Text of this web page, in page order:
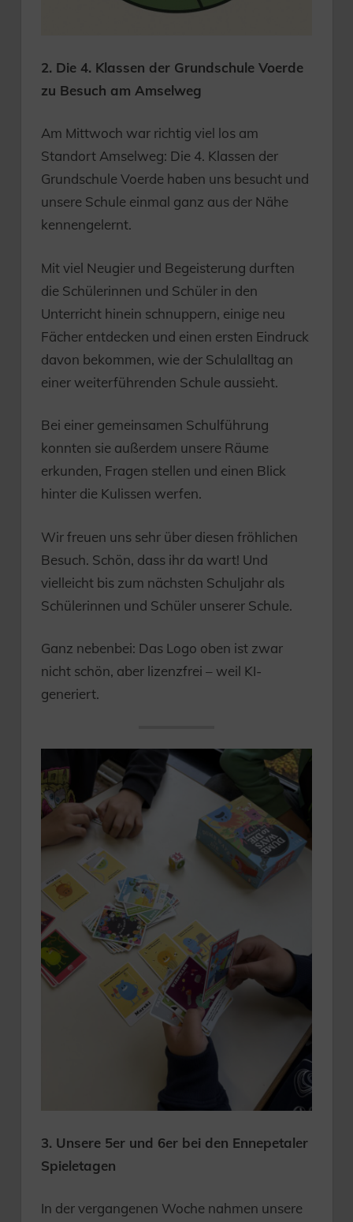
2. Die 4. Klassen der Grundschule Voerde
zu Besuch am Amselweg
Am Mittwoch war richtig viel los am
Standort Amselweg: Die 4. Klassen der
Grundschule Voerde haben uns besucht und
unsere Schule einmal ganz aus der Nähe
kennengelernt.
Mit viel Neugier und Begeisterung durften
die Schülerinnen und Schüler in den
Unterricht hinein schnuppern, einige neu
Fächer entdecken und einen ersten Eindruck
davon bekommen, wie der Schulalltag an
einer weiterführenden Schule aussieht.
Bei einer gemeinsamen Schulführung
konnten sie außerdem unsere Räume
erkunden, Fragen stellen und einen Blick
hinter die Kulissen werfen.
Wir freuen uns sehr über diesen fröhlichen
Besuch. Schön, dass ihr da wart! Und
vielleicht bis zum nächsten Schuljahr als
Schülerinnen und Schüler unserer Schule.
Ganz nebenbei: Das Logo oben ist zwar
nicht schön, aber lizenzfrei – weil KI-
generiert.
3. Unsere 5er und 6er bei den Ennepetaler
Spieletagen
In der vergangenen Woche nahmen unsere